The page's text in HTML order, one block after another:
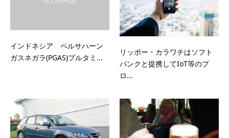
インドネシア ペルサハーン
ガスネガラ(PGAS)プルタミ...
リッポー・カラワチはソフト
バンクと提携してIoT等のプ
ロ...